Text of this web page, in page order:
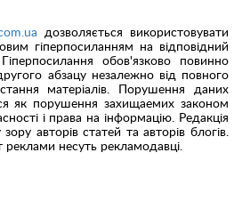
дозволяється використовувати
гіперпосиланням на відповідний
обов'язково повинно
абзацу незалежно від повного
матеріалів. Порушення даних
як порушення захищаемих законом
і права на інформацію. Редакція
авторів статей та авторів блогів.
реклами несуть рекламодавці.